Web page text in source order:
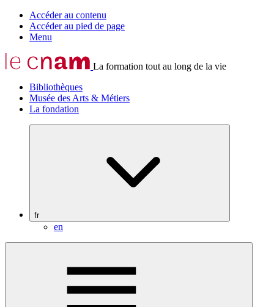
Accéder au contenu
Accéder au pied de page
Menu
La formation tout au long de la vie
Bibliothèques
Musée des Arts & Métiers
La fondation
fr
en